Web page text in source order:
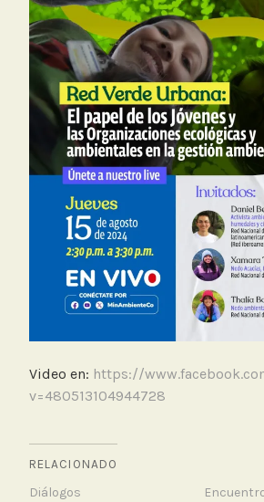
Video en: https://
v=480513104944728
RELACIONADO
Diálogos